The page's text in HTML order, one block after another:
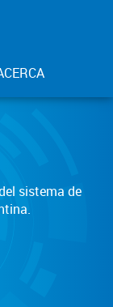
sistema de